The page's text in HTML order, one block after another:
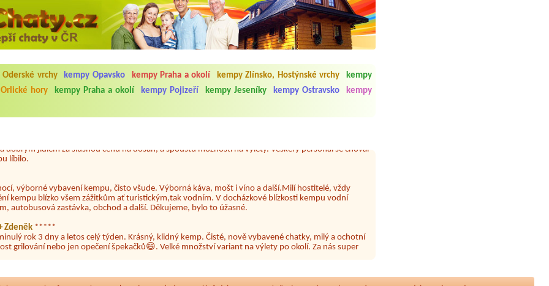
Oderské vrchy kempy Opavsko kempy Praha a okolí kempy Zlínsko, Hostýnské vrchy
kempy
hory kempy Praha a okolí kempy Pojizeří kempy Jeseníky kempy Ostravsko
kempy
do 1.8. 2026. Kemp jako takový je pěkný. V umývárně i na WC bylo vždy čisto, doplněný papír i
není samozřejmost. V kempu je obchod a restaurace, kebab a další občerstvení. Co nás ale
hluk z repráků u stanů a absolutní bezohlednost ostatních ubytovaných. Přes den jsem si připadala
hrála jiná hudba.Kemp pěkný, ale takový rámus jsme ještě nezažili...
dobrým jídlem za slušnou cenu na dosah, a spoustu možností na výlety. Veškerý personál se choval
výborné vybavení kempu, čisto všude. Výborná káva, mošt i víno a další.Milí hostitelé, vždy
kempu blízko všem zážitkům ať turistickým,tak vodním. V docházkové blízkosti kempu vodní
autobusová zastávka, obchod a další. Děkujeme, bylo to úžasné.
Zdeněk*****
rok 3 dny a letos celý týden. Krásný, klidný kemp. Čisté, nově vybavené chatky, milý a ochotní
grilování nebo jen opečení špekačků😄. Velké množství variant na výlety po okolí. Za nás super